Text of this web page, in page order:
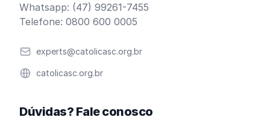
Whatsapp: (47) 99261-7455
Telefone: 0800 600 0005
Emailexperts@catolicasc.org.br
Websitecatolicasc.org.br
Dúvidas? Fale conosco